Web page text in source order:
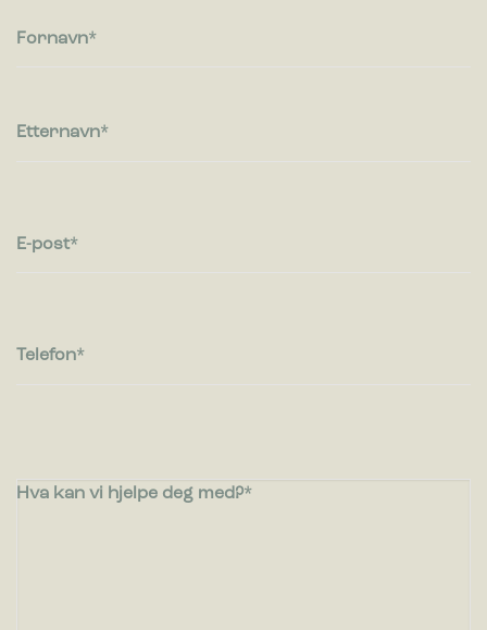
rapportere informasjon anonymt.
nettsteder. Hensikten er å vise annonser som er relevante og
Fornavn
Etternavn
E-post
Telefon
Hva kan vi hjelpe deg med?